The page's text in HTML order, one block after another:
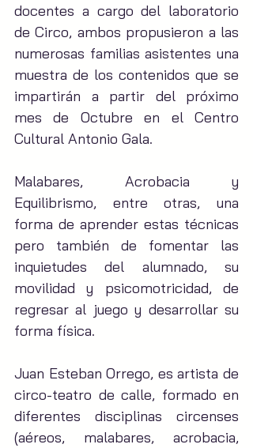
docentes a cargo del laboratorio
de Circo, ambos propusieron a las
numerosas familias asistentes una
muestra de los contenidos que se
impartirán a partir del próximo
mes de Octubre en el Centro
Cultural Antonio Gala.
Malabares, Acrobacia y
Equilibrismo, entre otras, una
forma de aprender estas técnicas
pero también de fomentar las
inquietudes del alumnado, su
movilidad y psicomotricidad, de
regresar al juego y desarrollar su
forma física.
Juan Esteban Orrego, es artista de
circo-teatro de calle, formado en
diferentes disciplinas circenses
(aéreos, malabares, acrobacia,